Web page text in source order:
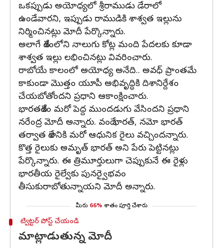
ఒకప్పుడు అయోధ్యలో శ్రీరాముడు డేరాలో
ఉండేవారని, ఇప్పుడు రాముడికి శాశ్వత ఇల్లును
నిర్మించినట్లు మోదీ పేర్కొన్నారు.
అలాగే దేశంలోని నాలుగు కోట్ల మంది పేదలకు కూడా
శాశ్వత ఇల్లు లభించినట్లు వివరించారు.
రాబోయే కాలంలో అయోధ్య అనేది.. అవధ్ ప్రాంతమే
కాకుండా మొత్తం యూపీ అభివృద్ధికి దిశానిర్దేశం
చేయబోతోందని ప్రధాని ఆకాంక్షించారు.
భారతదేశం మరో పెద్ద ముందడుగు వేసిందని ప్రధాని
నరేంద్ర మోదీ అన్నారు. వందే భారత్, నమో భారత్
తర్వాత దేశానికి మరో ఆధునిక రైలు వచ్చిందన్నారు.
కొత్త రైలుకు అమృత్ భారత్ అని పేరు పెట్టినట్లు
పేర్కొన్నారు. ఈ త్రిమూర్తులుగా చెప్పుకునే ఈ రైళ్లు
భారతీయ రైల్వేకు పునర్వైభవం
తీసుకురాబోతున్నాయని మోదీ అన్నారు.
మీరు 66% శాతం పూర్తి చేశారు
ట్విట్టర్ పోస్ట్ చేయండి
మాట్లాడుతున్న మోదీ